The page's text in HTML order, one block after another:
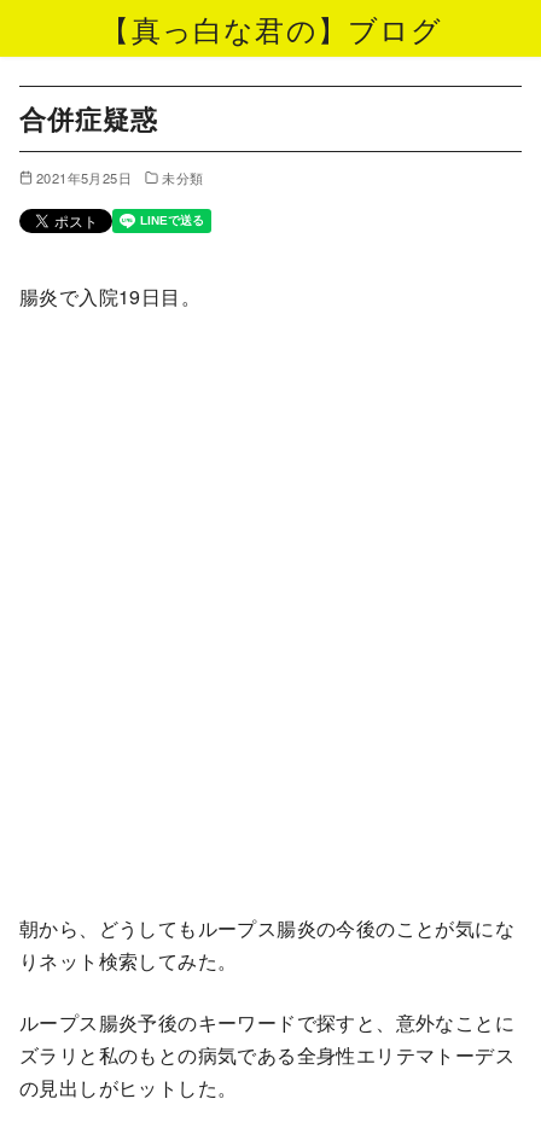
【真っ白な君の】ブログ
合併症疑惑
2021年5月25日 未分類
腸炎で入院19日目。
朝から、どうしてもループス腸炎の今後のことが気にな
りネット検索してみた。
ループス腸炎予後のキーワードで探すと、意外なことに
ズラリと私のもとの病気である全身性エリテマトーデス
の見出しがヒットした。